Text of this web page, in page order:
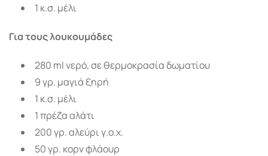
1 κ.σ. μέλι
Για τους λουκουμάδες
280 ml νερό, σε θερμοκρασία δωματίου
9 γρ. μαγιά ξηρή
1 κ.σ. μέλι
1 πρέζα αλάτι
200 γρ. αλεύρι γ.ο.χ.
50 γρ. κορν φλάουρ